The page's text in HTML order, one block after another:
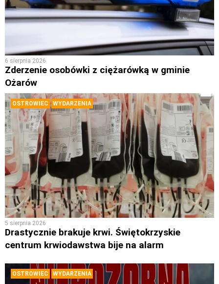
6 sierpnia 2026
Zderzenie osobówki z ciężarówką w gminie
Ożarów
OSTROWIEC WYDARZENIA
5 sierpnia 2026
Drastycznie brakuje krwi. Świętokrzyskie
centrum krwiodawstwa bije na alarm
OSTROWIEC WYDARZENIA